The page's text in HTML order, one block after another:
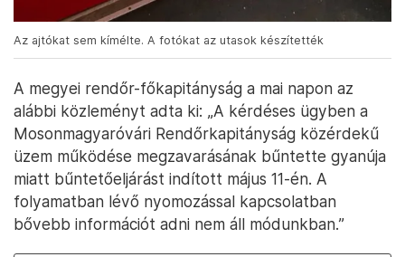
Az ajtókat sem kímélte. A fotókat az utasok készítették
A megyei rendőr-főkapitányság a mai napon az
alábbi közleményt adta ki: „A kérdéses ügyben a
Mosonmagyaróvári Rendőrkapitányság közérdekű
üzem működése megzavarásának bűntette gyanúja
miatt bűntetőeljárást indított május 11-én. A
folyamatban lévő nyomozással kapcsolatban
bővebb információt adni nem áll módunkban.”